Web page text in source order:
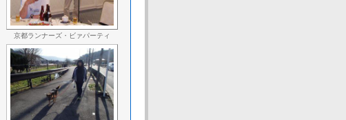
京都ランナーズ・ビァパーティ